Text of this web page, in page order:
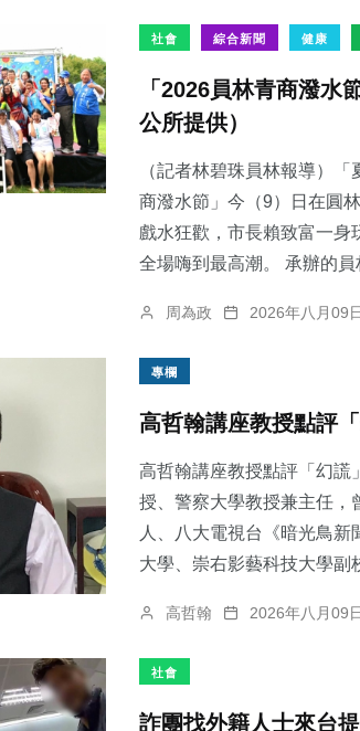
社會 綜合新聞 健康
「2026員林青商潑水
公所提供）
（記者林碧珠員林報導）
商潑水節」今（9）日在圓
戲水狂歡，市長賴致富一身
全場嗨到最高潮。 承辦的
周為政 2026年八月09
專欄
高哲翰講座教授點評
高哲翰講座教授點評「幻謊
授、警察大學教授兼主任，
人、八大電視台《暗光鳥
大學、崇右影藝科技大學副
高哲翰 2026年八月09
社會
詐團找外籍人士來台